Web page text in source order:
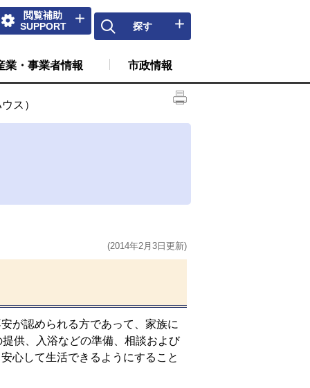
閲覧補助
SUPPORT
探す
業・事業者情報 市政情報
ス）
(2014年2月3日更新)
が認められる方であって、家族に
供、入浴などの準備、相談および
心して生活できるようにすること